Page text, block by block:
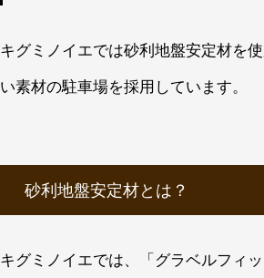
キグミノイエでは砂利地盤安定材を
い素材の駐車場を採用しています。
砂利地盤安定材とは？
キグミノイエでは、「グラベルフィ